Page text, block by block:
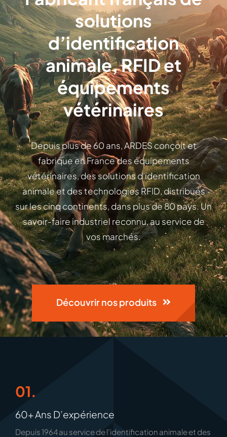
solutions
d’identification
animale, RFID et
équipements
vétérinaires
Depuis plus de 60 ans, ARDES conçoit et
fabrique en France des équipements
vétérinaires, des solutions d’identification
animale et des technologies RFID, distribués
sur les cinq continents, dans plus de 80 pays. Un
savoir-faire industriel reconnu, au service de
vos marchés.
Découvrir nos produits
01.
60+ Ans D’expérience
Depuis 1964 au service de l’identification animale et des